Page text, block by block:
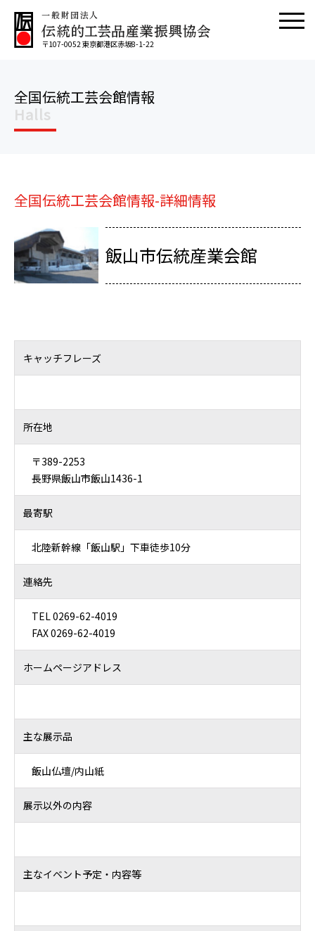
〒107-0052 東京都港区赤坂8-1-22
全国伝統工芸会館情報
Halls
全国伝統工芸会館情報-詳細情報
飯山市伝統産業会館
キャッチフレーズ
所在地
〒389-2253
長野県飯山市飯山1436-1
最寄駅
北陸新幹線「飯山駅」下車徒歩10分
連絡先
TEL 0269-62-4019
FAX 0269-62-4019
ホームページアドレス
主な展示品
飯山仏壇/内山紙
展示以外の内容
主なイベント予定・内容等